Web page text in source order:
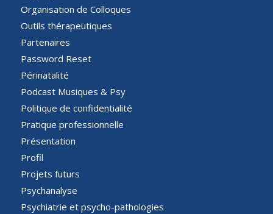
Organisation de Colloques
Outils thérapeutiques
Partenaires
Password Reset
Périnatalité
Podcast Musiques & Psy
Politique de confidentialité
Pratique professionnelle
Présentation
Profil
Projets futurs
Psychanalyse
Psychiatrie et psycho-pathologies